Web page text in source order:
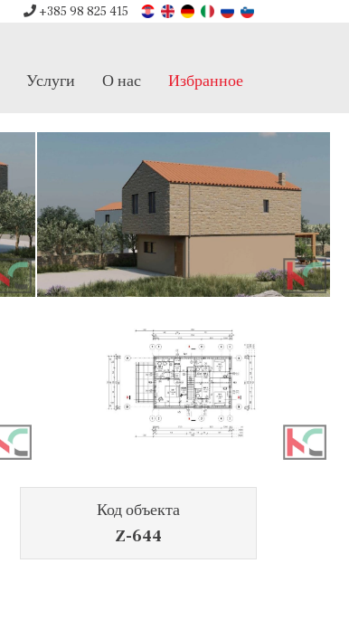
+385 98 825 415
Услуги О нас Избранное
Код объекта
Z-644